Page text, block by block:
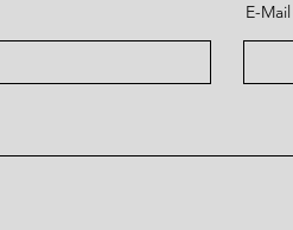
E-Mail